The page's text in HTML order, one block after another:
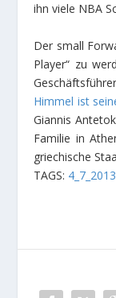
ihn viele NBA
Der small
Player“ zu
Himmel ist
Giannis
Familie in
griechische
TAGS: 4_7_2013